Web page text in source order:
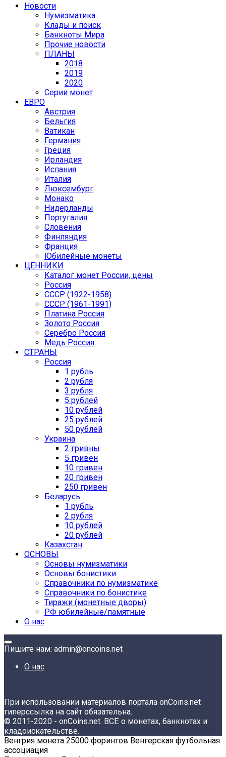
Новости
Нумизматика
Клады и поиск
Банкноты Мира
Прочие новости
ПЛАНЫ
2018
2019
2020
Серии монет
ЕВРО
Австрия
Бельгия
Ватикан
Германия
Греция
Ирландия
Испания
Италия
Люксембург
Монако
Нидерланды
Португалия
Словения
Финляндия
Франция
Юбилейные монеты
ЦЕННИКИ
Каталог монет России, цены
Россия
СССР (1922-1958)
CCCР (1961-1991)
Платина Россия
Золото Россия
Серебро Россия
Медь Россия
СТРАНЫ
Россия
1 рубль
2 рубля
3 рубля
5 рублей
10 рублей
25 рублей
50 рублей
Украина
2 гривны
5 гривен
10 гривен
20 гривен
250 гривен
Беларусь
1 рубль
2 рубля
10 рублей
20 рублей
Казахстан
ОСНОВЫ
Основы нумизматики
Основы бонистики
Справочники по нумизматике
Справочники по бонистике
Тиражи (монетные дворы)
РФ юбилейные/памятные
О нас
Пишите нам: admin@oncoins.net
О нас
При использовании материалов портала onCoins.net
гиперссылка на сайт обязательна.
© 2011-2020 - onCoins.net. ВСЁ о монетах, банкнотах и
кладоискательстве.
Венгрия монета 25000 форинтов Венгерская футбольная
ассоциация